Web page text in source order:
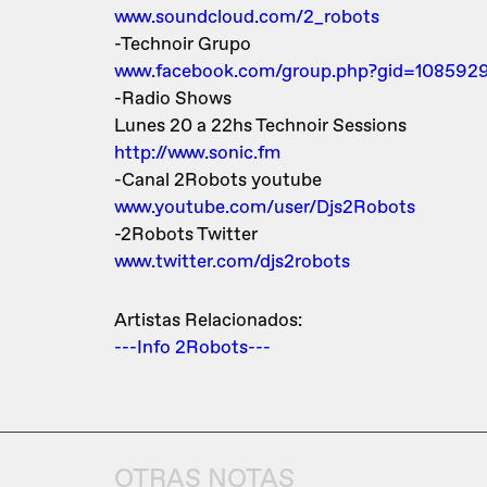
www.soundcloud.com/2_robots
-Technoir Grupo
www.facebook.com/
-Radio Shows
Lunes 20 a 22hs Technoir Sessions
http://www.sonic.fm
-Canal 2Robots youtube
www.youtube.com/user/Djs2Robots
-2Robots Twitter
www.twitter.com/djs2robots
Artistas Relacionados:
---Info 2Robots---
OTRAS NOTAS